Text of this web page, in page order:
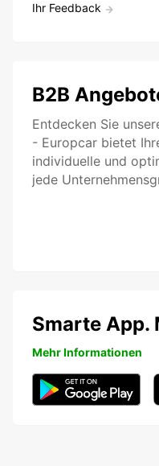
Ihr Feedback
B2B
Entdecken Sie
- Europcar bietet
individuelle und
jede
Smarte App.
Mehr Informationen